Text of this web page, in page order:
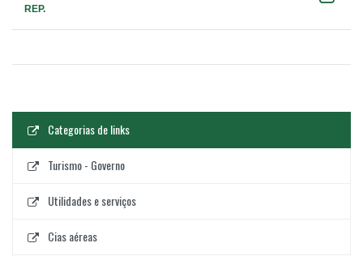
REP.
Categorias de links
Turismo - Governo
Utilidades e serviços
Cias aéreas